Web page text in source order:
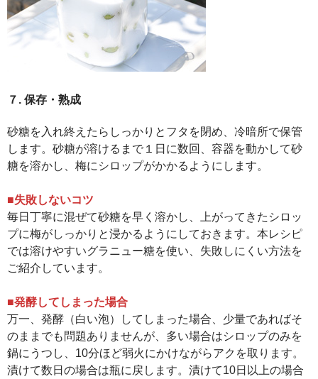
７. 保存・熟成
砂糖を入れ終えたらしっかりとフタを閉め、冷暗所で保管
します。砂糖が溶けるまで１日に数回、容器を動かして砂
糖を溶かし、梅にシロップがかかるようにします。
■失敗しないコツ
毎日丁寧に混ぜて砂糖を早く溶かし、上がってきたシロッ
プに梅がしっかりと浸かるようにしておきます。本レシピ
では溶けやすいグラニュー糖を使い、失敗しにくい方法を
ご紹介しています。
■発酵してしまった場合
万一、発酵（白い泡）してしまった場合、少量であればそ
のままでも問題ありませんが、多い場合はシロップのみを
鍋にうつし、10分ほど弱火にかけながらアクを取ります。
漬けて数日の場合は瓶に戻します。漬けて10日以上の場合